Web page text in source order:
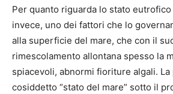
Per quanto riguarda lo stato eutrofico
invece, uno dei fattori che lo
alla superficie del mare, che con il
rimescolamento allontana spesso la
spiacevoli, abnormi fioriture algali.
cosiddetto “stato del mare” sotto il